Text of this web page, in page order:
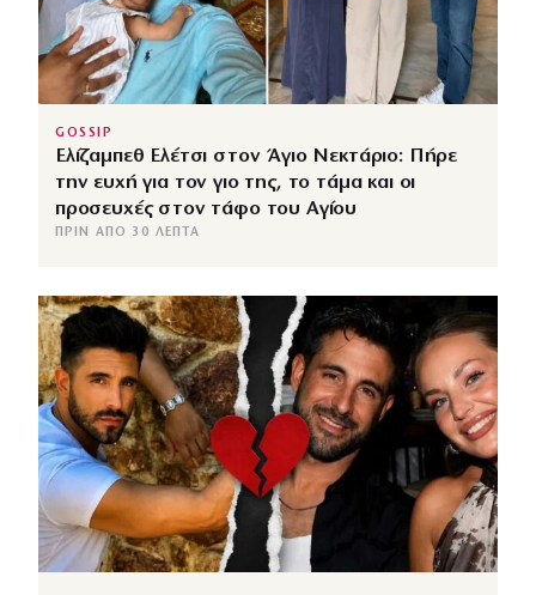
GOSSIP
Ελίζαμπεθ Ελέτσι στον Άγιο Νεκτάριο: Πήρε
την ευχή για τον γιο της, το τάμα και οι
προσευχές στον τάφο του Αγίου
ΠΡΙΝ ΑΠΌ 30 ΛΕΠΤΆ